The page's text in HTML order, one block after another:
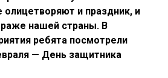
олицетворяют и праздник, и
нашей страны. В
ребята посмотрели
— День защитника